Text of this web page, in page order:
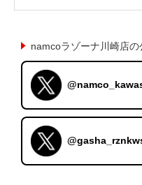
namcoラゾーナ川崎店の